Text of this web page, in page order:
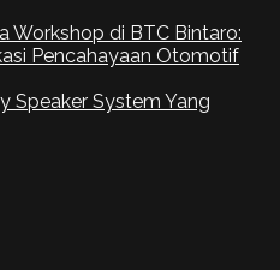
Workshop di BTC Bintaro:
Pencahayaan Otomotif
Speaker System Yang